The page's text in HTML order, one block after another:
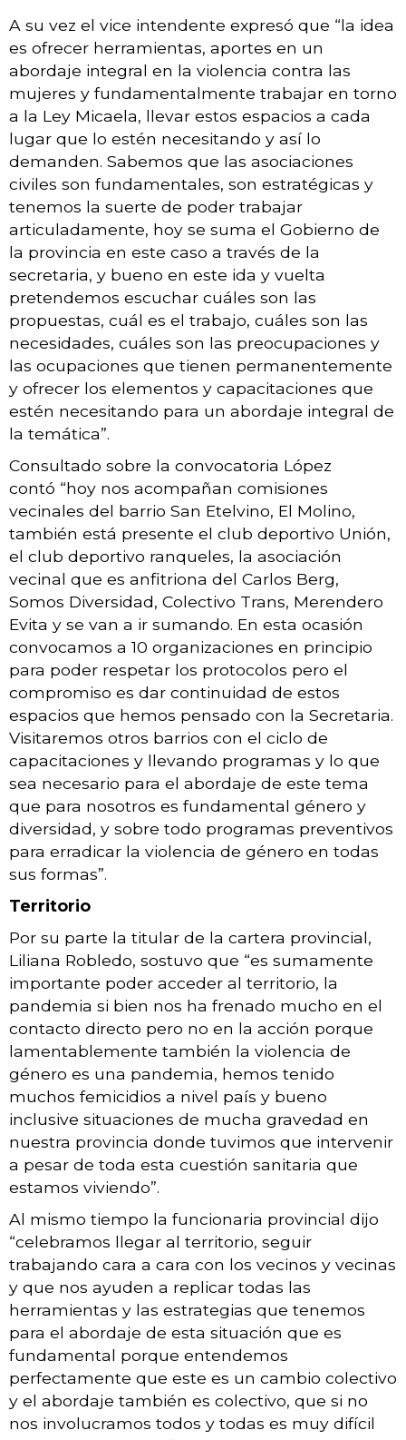
A su vez el vice intendente expresó que “la idea
es ofrecer herramientas, aportes en un
abordaje integral en la violencia contra las
mujeres y fundamentalmente trabajar en torno
a la Ley Micaela, llevar estos espacios a cada
lugar que lo estén necesitando y así lo
demanden. Sabemos que las asociaciones
civiles son fundamentales, son estratégicas y
tenemos la suerte de poder trabajar
articuladamente, hoy se suma el Gobierno de
la provincia en este caso a través de la
secretaria, y bueno en este ida y vuelta
pretendemos escuchar cuáles son las
propuestas, cuál es el trabajo, cuáles son las
necesidades, cuáles son las preocupaciones y
las ocupaciones que tienen permanentemente
y ofrecer los elementos y capacitaciones que
estén necesitando para un abordaje integral de
la temática”.
Consultado sobre la convocatoria López
contó “hoy nos acompañan comisiones
vecinales del barrio San Etelvino, El Molino,
también está presente el club deportivo Unión,
el club deportivo ranqueles, la asociación
vecinal que es anfitriona del Carlos Berg,
Somos Diversidad, Colectivo Trans, Merendero
Evita y se van a ir sumando. En esta ocasión
convocamos a 10 organizaciones en principio
para poder respetar los protocolos pero el
compromiso es dar continuidad de estos
espacios que hemos pensado con la Secretaria.
Visitaremos otros barrios con el ciclo de
capacitaciones y llevando programas y lo que
sea necesario para el abordaje de este tema
que para nosotros es fundamental género y
diversidad, y sobre todo programas preventivos
para erradicar la violencia de género en todas
sus formas”.
Territorio
Por su parte la titular de la cartera provincial,
Liliana Robledo, sostuvo que “es sumamente
importante poder acceder al territorio, la
pandemia si bien nos ha frenado mucho en el
contacto directo pero no en la acción porque
lamentablemente también la violencia de
género es una pandemia, hemos tenido
muchos femicidios a nivel país y bueno
inclusive situaciones de mucha gravedad en
nuestra provincia donde tuvimos que intervenir
a pesar de toda esta cuestión sanitaria que
estamos viviendo”.
Al mismo tiempo la funcionaria provincial dijo
“celebramos llegar al territorio, seguir
trabajando cara a cara con los vecinos y vecinas
y que nos ayuden a replicar todas las
herramientas y las estrategias que tenemos
para el abordaje de esta situación que es
fundamental porque entendemos
perfectamente que este es un cambio colectivo
y el abordaje también es colectivo, que si no
nos involucramos todos y todas es muy difícil